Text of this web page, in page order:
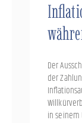
Der
der
in